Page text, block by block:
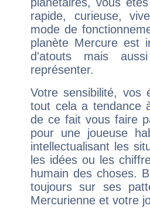
planétaires, vous
rapide, curieuse,
mode de
planète Mercure est
d'atouts mais
représenter.
Votre sensibilité,
tout cela a tendance
de ce fait vous faire
pour une joueuse
intellectualisant les
les idées ou les
humain des choses.
toujours sur ses
Mercurienne et votre